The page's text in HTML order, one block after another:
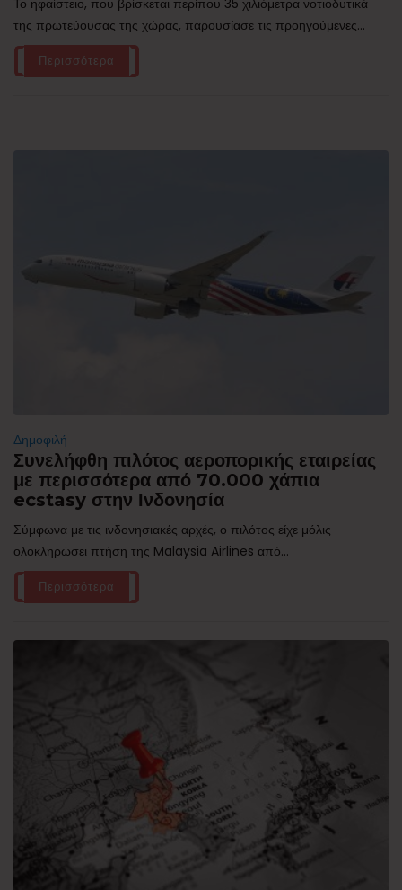
Το ηφαίστειο, που βρίσκεται περίπου 35 χιλιόμετρα νοτιοδυτικά
της πρωτεύουσας της χώρας, παρουσίασε τις προηγούμενες...
Περισσότερα
Δημοφιλή
Συνελήφθη πιλότος αεροπορικής εταιρείας
με περισσότερα από 70.000 χάπια
ecstasy στην Ινδονησία
Σύμφωνα με τις ινδονησιακές αρχές, ο πιλότος είχε μόλις
ολοκληρώσει πτήση της Malaysia Airlines από...
Περισσότερα